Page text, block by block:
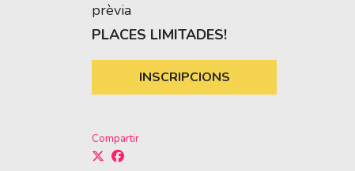
prèvia
PLACES LIMITADES!
INSCRIPCIONS
Compartir